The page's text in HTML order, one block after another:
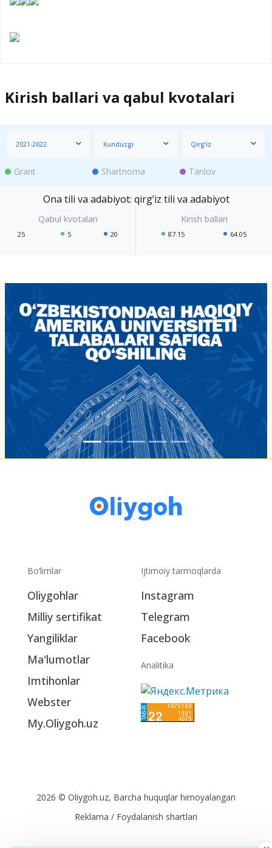
Kirish ballari va qabul kvotalari
2021-2022 Kunduzgi Qirg‘iz
Grant Shartnoma Tanlov
Ona tili va adabiyot: qirg‘iz tili va adabiyot
25 5 20 87.15 64.05
Bo‘limlar
Oliygohlar
Milliy sertifikat
Yangiliklar
Ma'lumotlar
Imtihonlar
Webster
My.Oliygoh.uz
Ijtimoiy tarmoqlarda
Instagram
Telegram
Facebook
Analitika
2026 © Oliygoh.uz, Barcha huquqlar himoyalangan
Reklama / Foydalanish shartlari